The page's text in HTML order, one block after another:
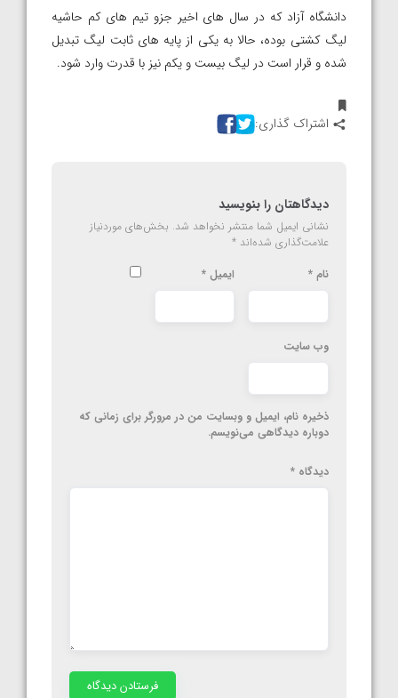
دانشگاه آزاد که در سال های اخیر جزو تیم های کم حاشیه
لیگ کشتی بوده، حالا به یکی از پایه های ثابت لیگ تبدیل
شده و قرار است در لیگ بیست و یکم نیز با قدرت وارد شود.
اشتراک گذاری:
دیدگاهتان را بنویسید
نشانی ایمیل شما منتشر نخواهد شد. بخش‌های موردنیاز
علامت‌گذاری شده‌اند *
نام * ایمیل *
وب‌ سایت
ذخیره نام، ایمیل و وبسایت من در مرورگر برای زمانی که
دوباره دیدگاهی می‌نویسم.
دیدگاه *